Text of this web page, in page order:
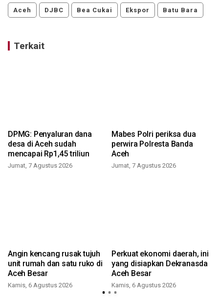
Aceh DJBC Bea Cukai Ekspor Batu Bara
Terkait
DPMG: Penyaluran dana
desa di Aceh sudah
mencapai Rp1,45 triliun
Jumat, 7 Agustus 2026
Mabes Polri periksa dua
perwira Polresta Banda
Aceh
Jumat, 7 Agustus 2026
Angin kencang rusak tujuh
unit rumah dan satu ruko di
Aceh Besar
Kamis, 6 Agustus 2026
Perkuat ekonomi daerah, ini
yang disiapkan Dekranasda
Aceh Besar
Kamis, 6 Agustus 2026